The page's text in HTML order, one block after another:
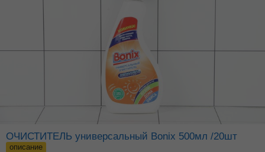
ОЧИСТИТЕЛЬ универсальный Bonix 500мл /20шт
описание